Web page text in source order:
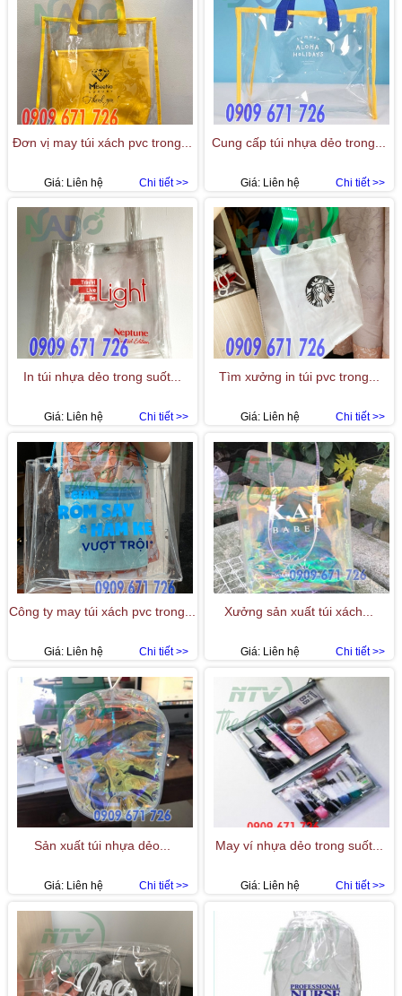
Đơn vị may túi xách pvc trong...
Chi tiết >>
Giá: Liên hệ
Cung cấp túi nhựa dẻo trong...
Chi tiết >>
Giá: Liên hệ
In túi nhựa dẻo trong suốt...
Chi tiết >>
Giá: Liên hệ
Tìm xưởng in túi pvc trong...
Chi tiết >>
Giá: Liên hệ
Công ty may túi xách pvc trong...
Chi tiết >>
Giá: Liên hệ
Xưởng sản xuất túi xách...
Chi tiết >>
Giá: Liên hệ
Sản xuất túi nhựa dẻo...
Chi tiết >>
Giá: Liên hệ
May ví nhựa dẻo trong suốt...
Chi tiết >>
Giá: Liên hệ